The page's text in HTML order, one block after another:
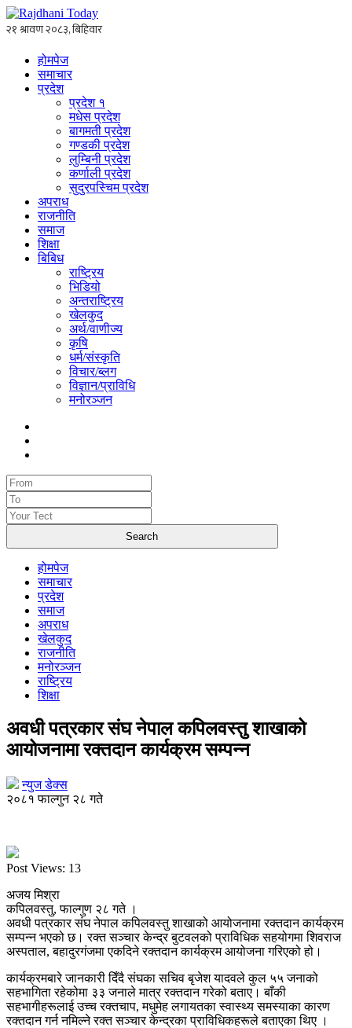
होमपेज
समाचार
प्रदेश
प्रदेश १
मधेस प्रदेश
बागमती प्रदेश
गण्डकी प्रदेश
लुम्बिनी प्रदेश
कर्णाली प्रदेश
सुदुरपस्चिम प्रदेश
अपराध
राजनीति
समाज
शिक्षा
बिबिध
राष्ट्रिय
भिडियो
अन्तराष्ट्रिय
खेलकुद
अर्थ/वाणीज्य
कृषि
धर्म/संस्कृति
विचार/ब्लग
विज्ञान/प्राविधि
मनोरञ्जन
होमपेज
समाचार
प्रदेश
समाज
अपराध
खेलकुद
राजनीति
मनोरञ्जन
राष्ट्रिय
शिक्षा
अवधी पत्रकार संघ नेपाल कपिलवस्तु शाखाको
आयोजनामा रक्तदान कार्यक्रम सम्पन्न
न्युज डेक्स
२०८१ फाल्गुन २८ गते
Post Views: 13
अजय मिश्रा
कपिलवस्तु, फाल्गुण २८ गते ।
अवधी पत्रकार संघ नेपाल कपिलवस्तु शाखाको आयोजनामा रक्तदान कार्यक्रम
सम्पन्न भएको छ। रक्त सञ्चार केन्द्र बुटवलको प्राविधिक सहयोगमा शिवराज
अस्पताल, बहादुरगंजमा एकदिने रक्तदान कार्यक्रम आयोजना गरिएको हो।
कार्यक्रमबारे जानकारी दिँदै संघका सचिव बृजेश यादवले कुल ५५ जनाको
सहभागिता रहेकोमा ३३ जनाले मात्र रक्तदान गरेको बताए। बाँकी
सहभागीहरूलाई उच्च रक्तचाप, मधुमेह लगायतका स्वास्थ्य समस्याका कारण
रक्तदान गर्न नमिल्ने रक्त सञ्चार केन्द्रका प्राविधिकहरूले बताएका थिए ।